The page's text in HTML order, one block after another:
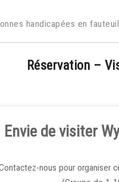
handicapées en
Réservation –
Envie de visiter
nous pour organiser